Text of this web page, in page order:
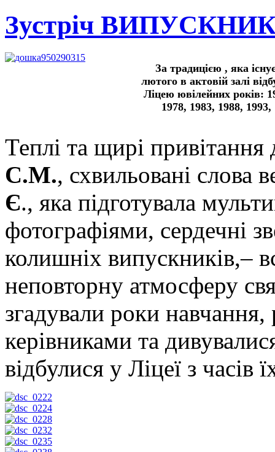
Зустріч
За традицією , яка
лютого в актовій залі
Ліцею ювілейних років:
1978, 1983, 1988,
Теплі та щирі
С.М., схвильовані слова
Є., яка підготувала
фотографіями, сердечні
колишніх випускників,–
неповторну атмосферу
згадували роки навчання,
керівниками та
відбулися у Ліцеї з часів